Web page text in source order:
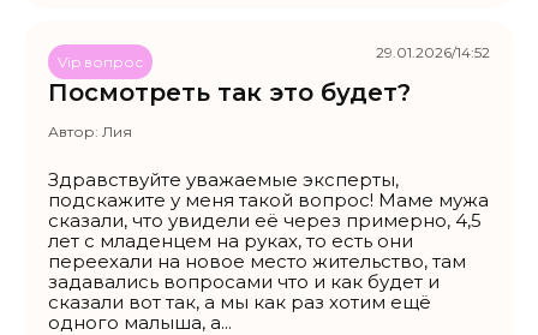
Посмотреть так это будет?
Vip вопрос
Автор: Лия
Здравствуйте уважаемые эксперты,
подскажите у меня такой вопрос! Маме мужа
сказали, что увидели её через примерно, 4,5
лет с младенцем на руках, то есть они
переехали на новое место жительство, там
задавались вопросами что и как будет и
сказали вот так, а мы как раз хотим ещё
одного малыша, а...
29.01.2026/14:52